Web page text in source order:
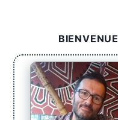
BIENVENUE